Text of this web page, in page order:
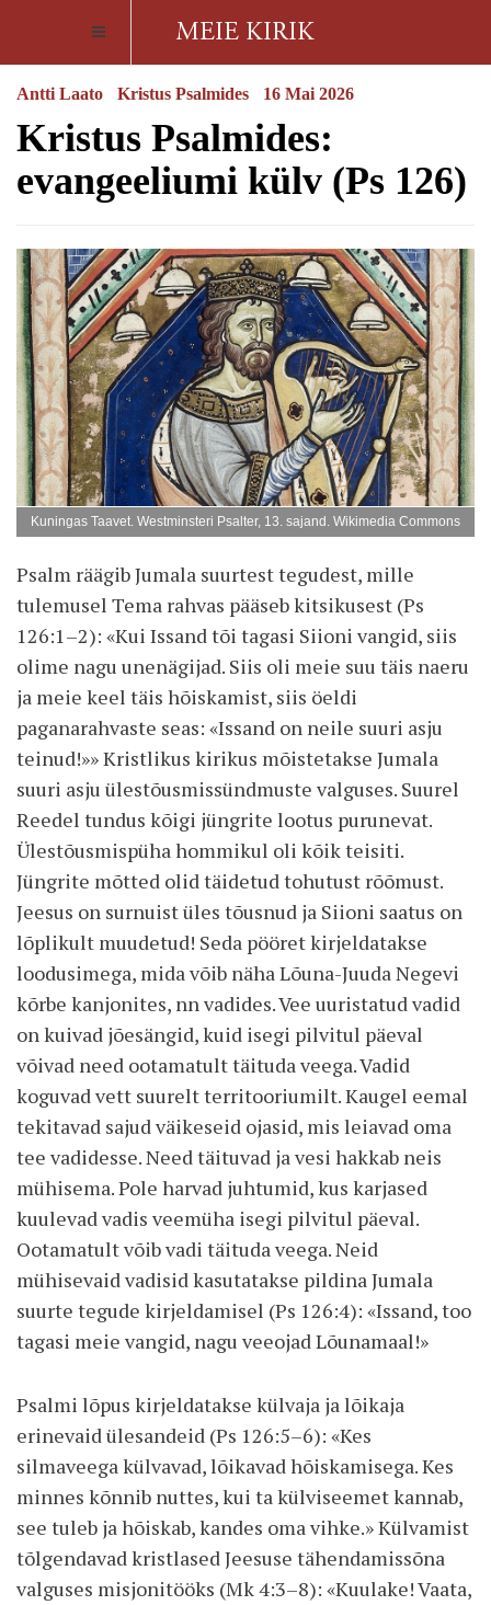
Antti Laato Kristus Psalmides 16 Mai 2026
Kristus Psalmides:
evangeeliumi külv (Ps 126)
Kuningas Taavet. Westminsteri Psalter, 13. sajand. Wikimedia Commons
Psalm räägib Jumala suurtest tegudest, mille
tulemusel Tema rahvas pääseb kitsikusest (Ps
126:1–2): «Kui Issand tõi tagasi Siioni vangid, siis
olime nagu unenägijad. Siis oli meie suu täis naeru
ja meie keel täis hõiskamist, siis öeldi
paganarahvaste seas: «Issand on neile suuri asju
teinud!»» Kristlikus kirikus mõistetakse Jumala
suuri asju ülestõusmissündmuste valguses. Suurel
Reedel tundus kõigi jüngrite lootus purunevat.
Ülestõusmispüha hommikul oli kõik teisiti.
Jüngrite mõtted olid täidetud tohutust rõõmust.
Jeesus on surnuist üles tõusnud ja Siioni saatus on
lõplikult muudetud! Seda pööret kirjeldatakse
loodusimega, mida võib näha Lõuna-Juuda Negevi
kõrbe kanjonites, nn vadides. Vee uuristatud vadid
on kuivad jõesängid, kuid isegi pilvitul päeval
võivad need ootamatult täituda veega. Vadid
koguvad vett suurelt territooriumilt. Kaugel eemal
tekitavad sajud väikeseid ojasid, mis leiavad oma
tee vadidesse. Need täituvad ja vesi hakkab neis
mühisema. Pole harvad juhtumid, kus karjased
kuulevad vadis veemüha isegi pilvitul päeval.
Ootamatult võib vadi täituda veega. Neid
mühisevaid vadisid kasutatakse pildina Jumala
suurte tegude kirjeldamisel (Ps 126:4): «Issand, too
tagasi meie vangid, nagu veeojad Lõunamaal!»
Psalmi lõpus kirjeldatakse külvaja ja lõikaja
erinevaid ülesandeid (Ps 126:5–6): «Kes
silmaveega külvavad, lõikavad hõiskamisega. Kes
minnes kõnnib nuttes, kui ta külviseemet kannab,
see tuleb ja hõiskab, kandes oma vihke.» Külvamist
tõlgendavad kristlased Jeesuse tähendamissõna
valguses misjonitööks (Mk 4:3–8): «Kuulake! Vaata,